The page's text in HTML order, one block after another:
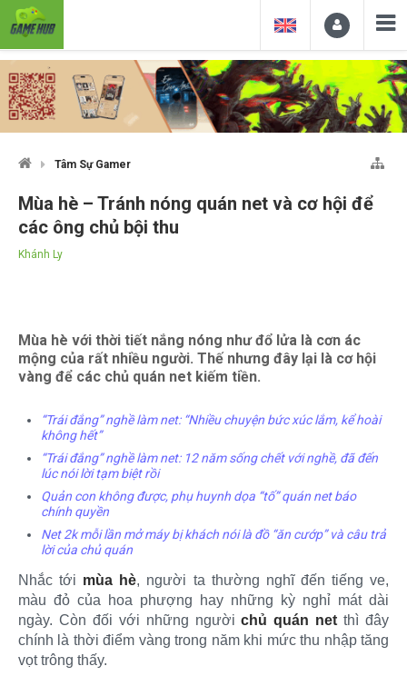
Tâm Sự Gamer
Mùa hè – Tránh nóng quán net và cơ hội để
các ông chủ bội thu
Khánh Ly
Mùa hè với thời tiết nắng nóng như đổ lửa là cơn ác
mộng của rất nhiều người. Thế nhưng đây lại là cơ hội
vàng để các chủ quán net kiếm tiền.
“Trái đắng” nghề làm net: “Nhiều chuyện bức xúc lắm, kể hoài
không hết”
“Trái đắng” nghề làm net: 12 năm sống chết với nghề, đã đến
lúc nói lời tạm biệt rồi
Quản con không được, phụ huynh dọa “tố” quán net báo
chính quyền
Net 2k mỗi lần mở máy bị khách nói là đồ “ăn cướp” và câu trả
lời của chủ quán
Nhắc tới mùa hè, người ta thường nghĩ đến tiếng ve,
màu đỏ của hoa phượng hay những kỳ nghỉ mát dài
ngày. Còn đối với những ngườichủ quán net thì đây
chính là thời điểm vàng trong năm khi mức thu nhập tăng
vọt trông thấy.